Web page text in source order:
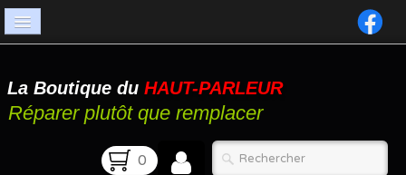
Catalogue
Atelier
La Boutique du HAUT-PARLEUR
Réparer plutôt que remplacer
0